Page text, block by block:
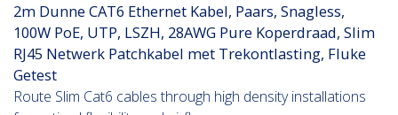
2m Dunne CAT6 Ethernet Kabel, Paars, Snagless,
100W PoE, UTP, LSZH, 28AWG Pure Koperdraad, Slim
RJ45 Netwerk Patchkabel met Trekontlasting, Fluke
Getest
Route Slim Cat6 cables through high density installations